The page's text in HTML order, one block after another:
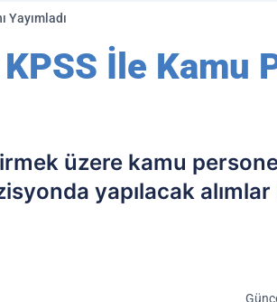
Yayımladı
İle Kamu
üzere kamu
yapılacak alımlar